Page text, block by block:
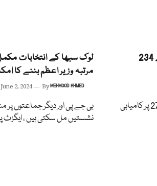
لوک سبھا انتخابات کے ابتدائی نتائج، کانگریس اتحاد نے 234
لوک سبھا میں سادہ اکثریت کیلئے 543 نشستوں میں سے 272 پر کامیابی
لوک سبھا کے انتخابات
مرتبہ وزیر اعظم بننے کا
June 2, 2024 ByMEHMOOD AHMED
نشستیں مل سکتی ہیں ، ایگزٹ